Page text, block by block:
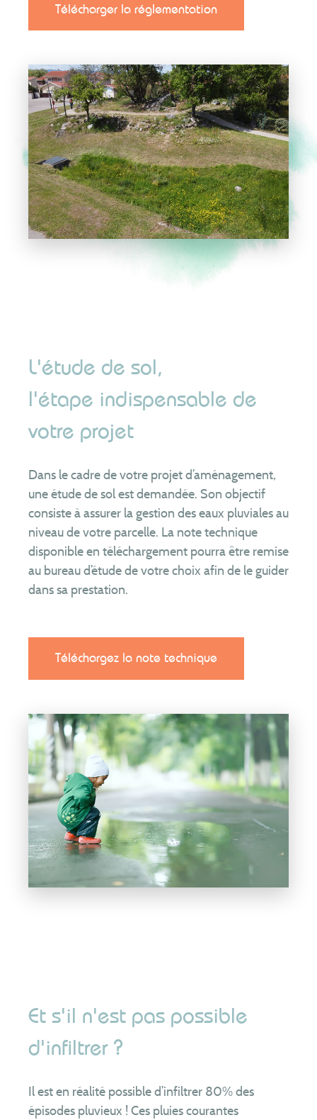
Télécharger la réglementation
L'étude de sol,
l'étape indispensable de
votre projet
Dans le cadre de votre projet d’aménagement,
une étude de sol est demandée. Son objectif
consiste à assurer la gestion des eaux pluviales au
niveau de votre parcelle. La note technique
disponible en téléchargement pourra être remise
au bureau d’étude de votre choix afin de le guider
dans sa prestation.
Téléchargez la note technique
Et s'il n'est pas possible
d'infiltrer ?
Il est en réalité possible d’infiltrer 80% des
épisodes pluvieux ! Ces pluies courantes